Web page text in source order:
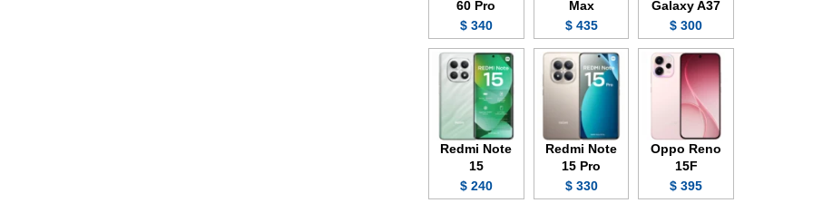
Galaxy A37
300 $
Max
435 $
60 Pro
340 $
Oppo Reno
15F
395 $
Redmi Note
15 Pro
330 $
Redmi Note
15
240 $